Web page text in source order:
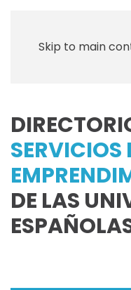
Skip to main
SERVICIOS
DE LAS